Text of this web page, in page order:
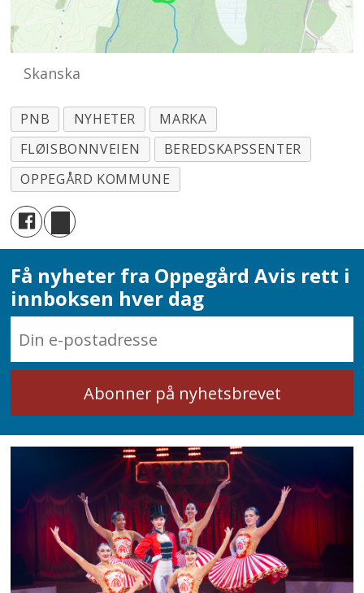
Skanska
PNB NYHETER
MARKA
FLØISBONNVEIEN
BEREDSKAPSSENTER
OPPEGÅRD KOMMUNE
Få nyheter fra Oppegård Avis rett i
innboksen hver dag